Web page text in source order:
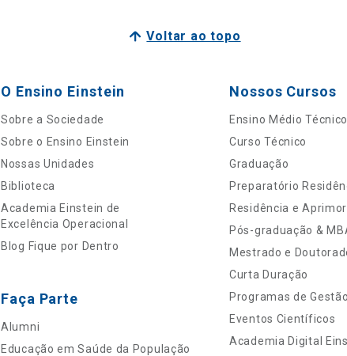
Voltar ao topo
O Ensino Einstein
Sobre a Sociedade
Sobre o Ensino Einstein
Nossas Unidades
Biblioteca
Academia Einstein de
Excelência Operacional
Blog Fique por Dentro
Faça Parte
Alumni
Educação em Saúde da População
Nossos Cursos
Ensino Médio Técnico
Curso Técnico
Graduação
Preparatório
Residência e
Pós-graduação &
Mestrado e
Curta Duração
Programas de Gestão
Eventos Científicos
Academia Digital